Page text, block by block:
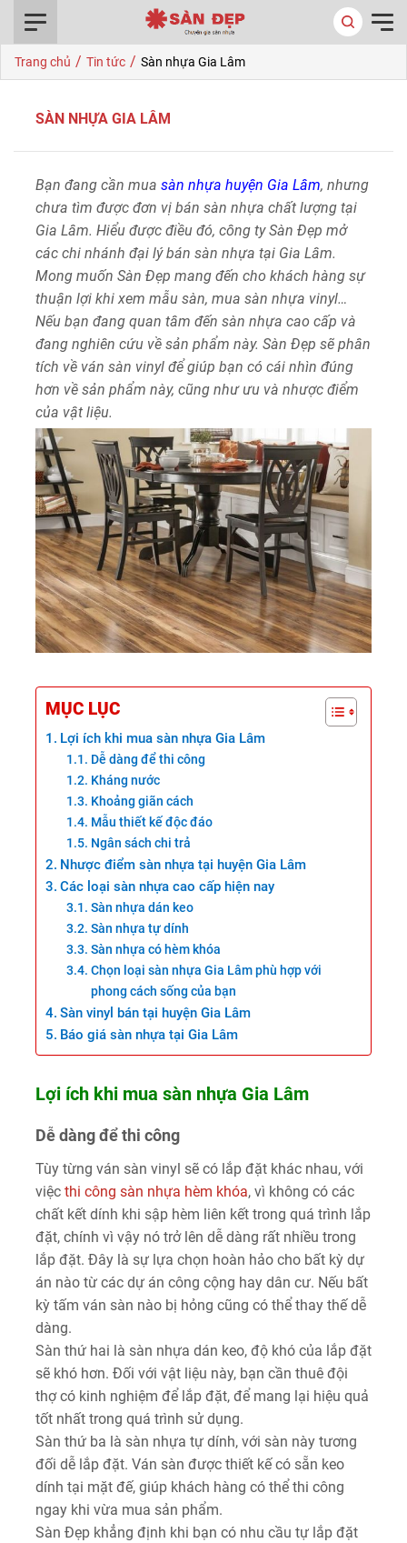
Trang chủ / Tin tức / Sàn nhựa Gia Lâm
SÀN NHỰA GIA LÂM
Bạn đang cần mua sàn nhựa huyện Gia Lâm, nhưng
chưa tìm được đơn vị bán sàn nhựa chất lượng tại
Gia Lâm. Hiểu được điều đó, công ty Sàn Đẹp mở
các chi nhánh đại lý bán sàn nhựa tại Gia Lâm.
Mong muốn Sàn Đẹp mang đến cho khách hàng sự
thuận lợi khi xem mẫu sàn, mua sàn nhựa vinyl…
Nếu bạn đang quan tâm đến sàn nhựa cao cấp và
đang nghiên cứu về sản phẩm này. Sàn Đẹp sẽ phân
tích về ván sàn vinyl để giúp bạn có cái nhìn đúng
hơn về sản phẩm này, cũng như ưu và nhược điểm
của vật liệu.
MỤC LỤC
Lợi ích khi mua sàn nhựa Gia Lâm
Dễ dàng để thi công
Kháng nước
Khoảng giãn cách
Mẫu thiết kế độc đáo
Ngân sách chi trả
Nhược điểm sàn nhựa tại huyện Gia Lâm
Các loại sàn nhựa cao cấp hiện nay
Sàn nhựa dán keo
Sàn nhựa tự dính
Sàn nhựa có hèm khóa
Chọn loại sàn nhựa Gia Lâm phù hợp với
phong cách sống của bạn
Sàn vinyl bán tại huyện Gia Lâm
Báo giá sàn nhựa tại Gia Lâm
Lợi ích khi mua sàn nhựa Gia Lâm
Dễ dàng để thi công
Tùy từng ván sàn vinyl sẽ có lắp đặt khác nhau, với
việc thi công sàn nhựa hèm khóa, vì không có các
chất kết dính khi sập hèm liên kết trong quá trình lắp
đặt, chính vì vậy nó trở lên dễ dàng rất nhiều trong
lắp đặt. Đây là sự lựa chọn hoàn hảo cho bất kỳ dự
án nào từ các dự án công cộng hay dân cư. Nếu bất
kỳ tấm ván sàn nào bị hỏng cũng có thể thay thế dễ
dàng.
Sàn thứ hai là sàn nhựa dán keo, độ khó của lắp đặt
sẽ khó hơn. Đối với vật liệu này, bạn cần thuê đội
thợ có kinh nghiệm để lắp đặt, để mang lại hiệu quả
tốt nhất trong quá trình sử dụng.
Sàn thứ ba là sàn nhựa tự dính, với sàn này tương
đối dễ lắp đặt. Ván sàn được thiết kế có sẵn keo
dính tại mặt đế, giúp khách hàng có thể thi công
ngay khi vừa mua sản phẩm.
Sàn Đẹp khẳng định khi bạn có nhu cầu tự lắp đặt